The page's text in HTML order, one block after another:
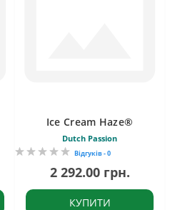
Ice Cream Haze®
Dutch Passion
Відгуків - 0
2 292.00 грн.
КУПИТИ